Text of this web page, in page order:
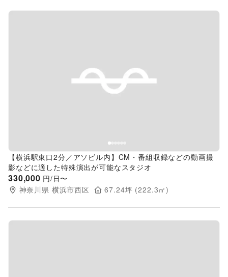
Previous slide
【横浜駅東口2分／アソビル内】CM・番組収録などの動画撮
影などに適した特殊演出が可能なスタジオ
330,000 円/日〜
神奈川県 横浜市西区 67.24坪 (222.3㎡)